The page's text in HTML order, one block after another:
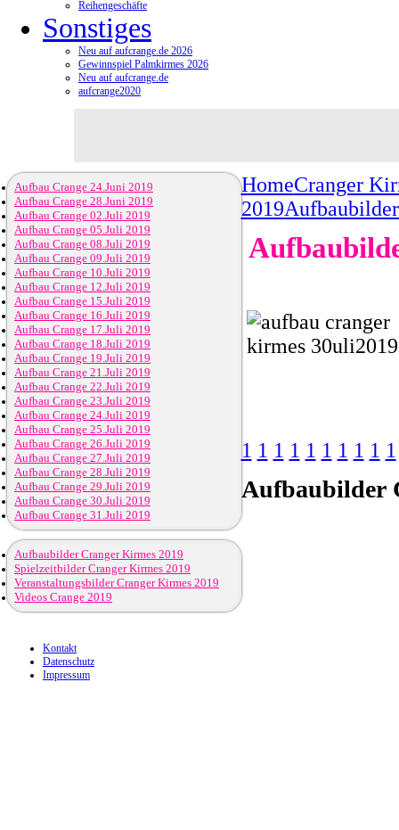
Reihengeschäfte
Sonstiges
Neu auf aufcrange.de 2026
Gewinnspiel Palmkirmes 2026
Neu auf aufcrange.de
aufcrange2020
HomeCranger
2019
1 1 1 1 1 1 1 1 1 1
Aufbaubilder
Aufbau Crange 24.Juni 2019
Aufbau Crange 28.Juni 2019
Aufbau Crange 02.Juli 2019
Aufbau Crange 05.Juli 2019
Aufbau Crange 08.Juli 2019
Aufbau Crange 09.Juli 2019
Aufbau Crange 10.Juli 2019
Aufbau Crange 12.Juli 2019
Aufbau Crange 15.Juli 2019
Aufbau Crange 16.Juli 2019
Aufbau Crange 17.Juli 2019
Aufbau Crange 18.Juli 2019
Aufbau Crange 19.Juli 2019
Aufbau Crange 21.Juli 2019
Aufbau Crange 22.Juli 2019
Aufbau Crange 23.Juli 2019
Aufbau Crange 24.Juli 2019
Aufbau Crange 25.Juli 2019
Aufbau Crange 26.Juli 2019
Aufbau Crange 27.Juli 2019
Aufbau Crange 28.Juli 2019
Aufbau Crange 29.Juli 2019
Aufbau Crange 30.Juli 2019
Aufbau Crange 31.Juli 2019
Aufbaubilder Cranger Kirmes 2019
Spielzeitbilder Cranger Kirmes 2019
Veranstaltungsbilder Cranger Kirmes 2019
Videos Crange 2019
Kontakt
Datenschutz
Impressum